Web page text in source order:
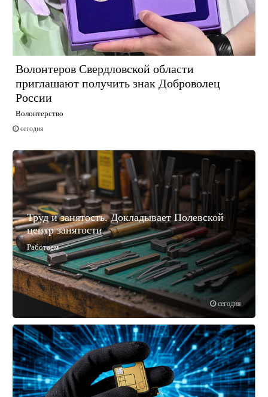
Волонтеров Свердловской области
приглашают получить знак Доброволец
России
Волонтерство
сегодня
сегодня
Труд и занятость. Докладывает Полевской
центр занятости
Работаем